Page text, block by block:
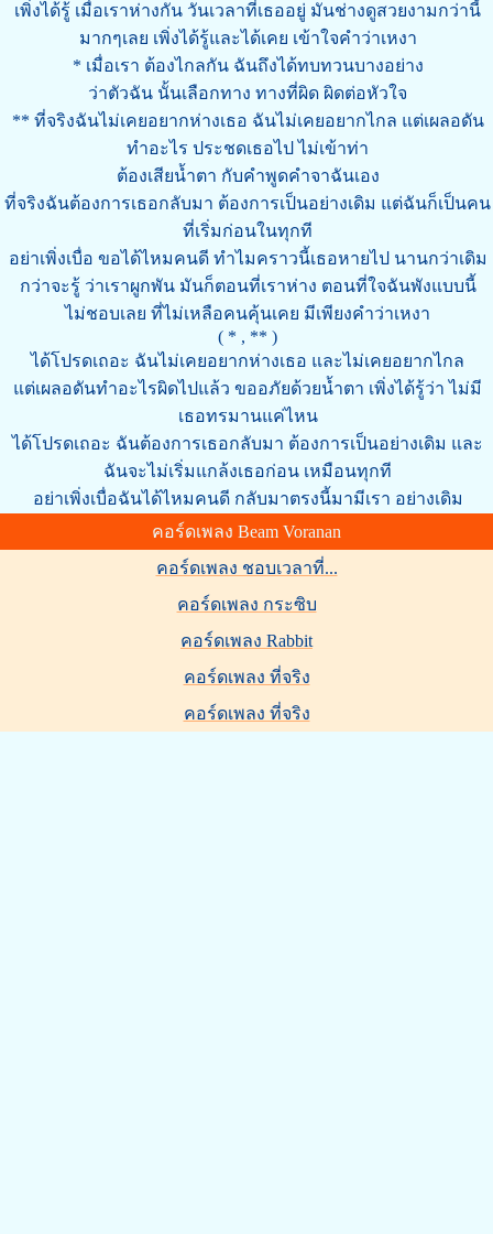
เพิ่งได้รู้ เมื่อเราห่างกัน วันเวลาที่เธออยู่ มันช่างดูสวยงามกว่านี้
มากๆเลย เพิ่งได้รู้และได้เคย เข้าใจคำว่าเหงา
* เมื่อเรา ต้องไกลกัน ฉันถึงได้ทบทวนบางอย่าง
ว่าตัวฉัน นั้นเลือกทาง ทางที่ผิด ผิดต่อหัวใจ
** ที่จริงฉันไม่เคยอยากห่างเธอ ฉันไม่เคยอยากไกล แต่เผลอดัน
ทำอะไร ประชดเธอไป ไม่เข้าท่า
ต้องเสียน้ำตา กับคำพูดคำจาฉันเอง
ที่จริงฉันต้องการเธอกลับมา ต้องการเป็นอย่างเดิม แต่ฉันก็เป็นคน
ที่เริ่มก่อนในทุกที
อย่าเพิ่งเบื่อ ขอได้ไหมคนดี ทำไมคราวนี้เธอหายไป นานกว่าเดิม
กว่าจะรู้ ว่าเราผูกพัน มันก็ตอนที่เราห่าง ตอนที่ใจฉันพังแบบนี้
ไม่ชอบเลย ที่ไม่เหลือคนคุ้นเคย มีเพียงคำว่าเหงา
( * , ** )
ได้โปรดเถอะ ฉันไม่เคยอยากห่างเธอ และไม่เคยอยากไกล
แต่เผลอดันทำอะไรผิดไปแล้ว ขออภัยด้วยน้ำตา เพิ่งได้รู้ว่า ไม่มี
เธอทรมานแค่ไหน
ได้โปรดเถอะ ฉันต้องการเธอกลับมา ต้องการเป็นอย่างเดิม และ
ฉันจะไม่เริ่มแกล้งเธอก่อน เหมือนทุกที
อย่าเพิ่งเบื่อฉันได้ไหมคนดี กลับมาตรงนี้มามีเรา อย่างเดิม
คอร์ดเพลง Beam Voranan
คอร์ดเพลง ชอบเวลาที่...
คอร์ดเพลง กระซิบ
คอร์ดเพลง Rabbit
คอร์ดเพลง ที่จริง
คอร์ดเพลง ที่จริง